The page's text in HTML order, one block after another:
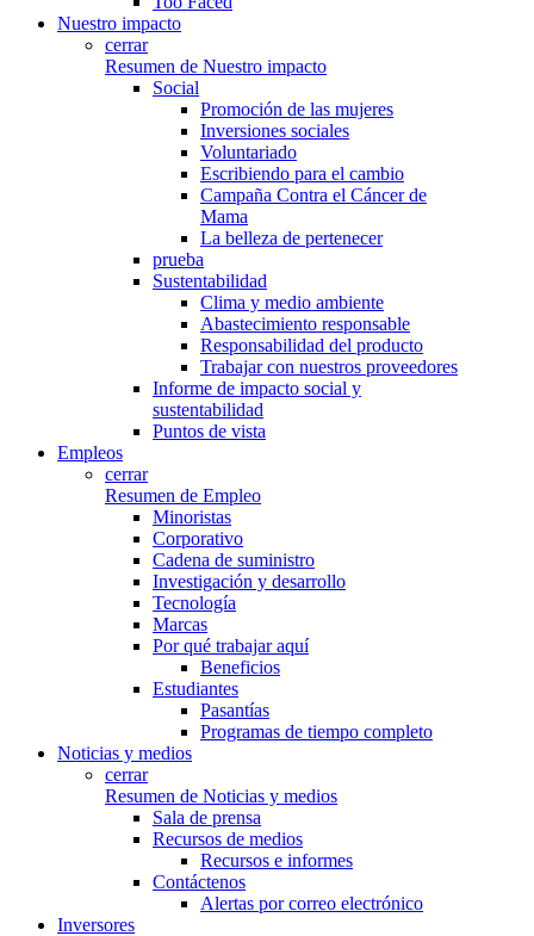
Nuestro impacto
cerrar
Resumen de Nuestro impacto
Social
Promoción de las mujeres
Inversiones sociales
Voluntariado
Escribiendo para el cambio
Campaña Contra el Cáncer de
Mama
La belleza de pertenecer
prueba
Sustentabilidad
Clima y medio ambiente
Abastecimiento responsable
Responsabilidad del producto
Trabajar con nuestros proveedores
Informe de impacto social y
sustentabilidad
Puntos de vista
Empleos
cerrar
Resumen de Empleo
Minoristas
Corporativo
Cadena de suministro
Investigación y desarrollo
Tecnología
Marcas
Por qué trabajar aquí
Beneficios
Estudiantes
Pasantías
Programas de tiempo completo
Noticias y medios
cerrar
Resumen de Noticias y medios
Sala de prensa
Recursos de medios
Recursos e informes
Contáctenos
Alertas por correo electrónico
Inversores